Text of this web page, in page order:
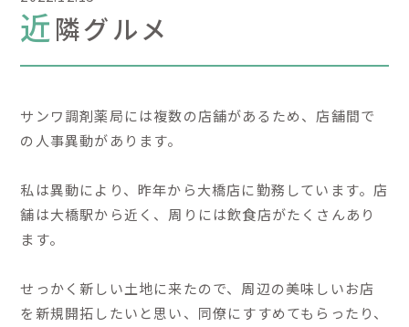
近隣グルメ
サンワ調剤薬局には複数の店舗があるため、店舗間で
の人事異動があります。
私は異動により、昨年から大橋店に勤務しています。店
舗は大橋駅から近く、周りには飲食店がたくさんあり
ます。
せっかく新しい土地に来たので、周辺の美味しいお店
を新規開拓したいと思い、同僚にすすめてもらったり、